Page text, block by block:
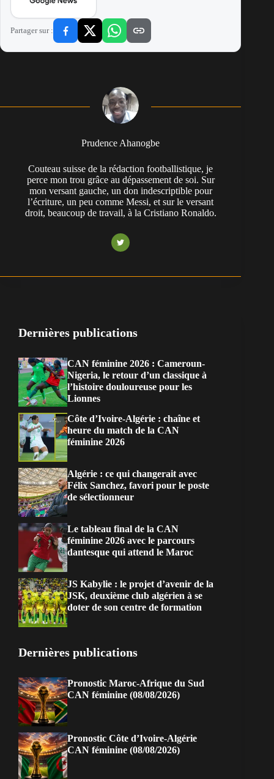
Partager sur :
Prudence Ahanogbe
Couteau suisse de la rédaction footballistique, je
perce mon trou grâce au dépassement de soi. Sur
mon versant gauche, un don indescriptible pour
l’écriture, un peu comme Messi, et sur le versant
droit, beaucoup de travail, à la Cristiano Ronaldo.
Dernières publications
CAN féminine 2026 : Cameroun-
Nigeria, le retour d’un classique à
l’histoire douloureuse pour les
Lionnes
Côte d’Ivoire-Algérie : chaîne et
heure du match de la CAN
féminine 2026
Algérie : ce qui changerait avec
Félix Sanchez, favori pour le poste
de sélectionneur
Le tableau final de la CAN
féminine 2026 avec le parcours
dantesque qui attend le Maroc
JS Kabylie : le projet d’avenir de la
JSK, deuxième club algérien à se
doter de son centre de formation
Dernières publications
Pronostic Maroc-Afrique du Sud
CAN féminine (08/08/2026)
Pronostic Côte d’Ivoire-Algérie
CAN féminine (08/08/2026)